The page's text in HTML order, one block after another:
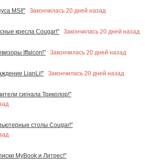
MSI!"
Закончилась 20 дней назад
кресла Cougar!"
Закончилась 20 дней назад
Iffalcon!"
Закончилась 20 дней назад
LianLi!"
Закончилась 20 дней назад
сигнала Триколор!"
столы Cougar!"
MyBook и Литрес!"